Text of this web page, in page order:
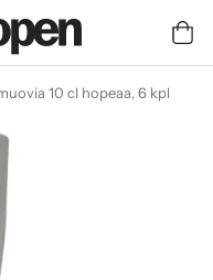
10 cl hopeaa, 6 kpl